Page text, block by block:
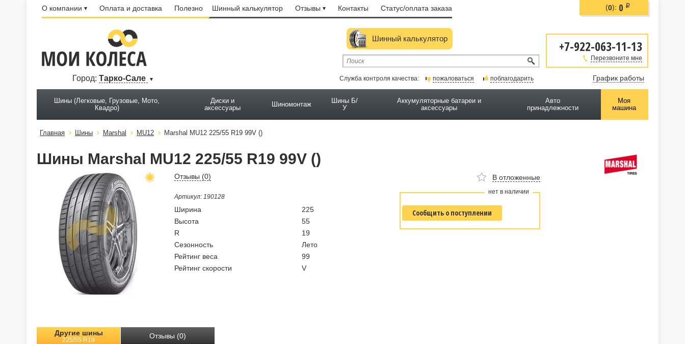
О компании Оплата и доставка Полезно Шинный калькулятор Отзывы Контакты Статус/оплата заказа
+7-922-063-11-13
Перезвоните мне
Город: Тарко-Сале
Шинный калькулятор
Служба контроля качества: пожаловаться поблагодарить График работы
Шины (Легковые, Грузовые, Мото,
Квадро)
Диски и
аксессуары
Шиномонтаж
Шины Б/
У
Аккумуляторные батареи и
аксессуары
Авто
принадлежности
Моя
машина
Главная Шины Marshal MU12 Marshal MU12 225/55 R19 99V ()
Шины Marshal MU12 225/55 R19 99V ()
Отзывы (0)
Артикул: 190128
Ширина
225
Высота
55
R
19
Сезонность
Лето
Рейтинг веса
99
Рейтинг скорости
V
В отложенные
нет в наличии
Сообщить о поступлении
Другие шины
225/55 R19 Отзывы (0)
(0): 0 i